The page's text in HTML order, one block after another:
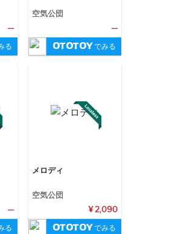
—
る
空気公団
—
でみる
—
る
メロディ
空気公団
¥ 2,090
でみる